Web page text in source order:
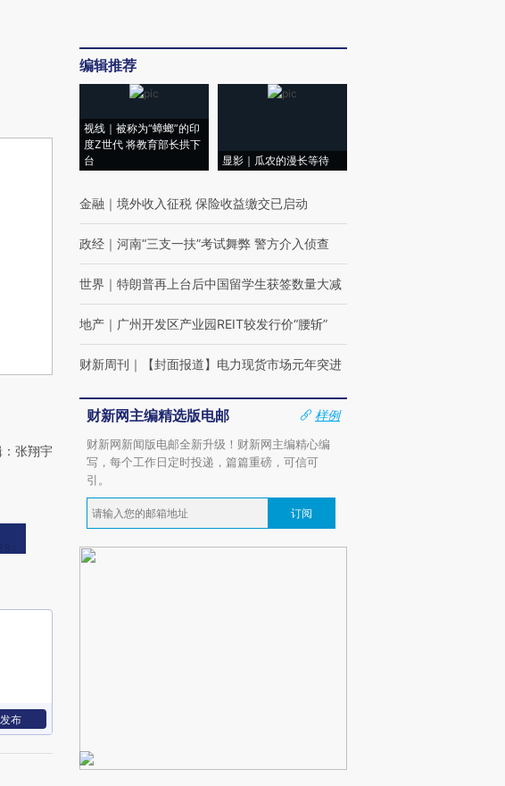
张翔宇
发布
编辑推荐
视线｜被称为“蟑螂”的印
度Z世代 将教育部长拱下
台
显影｜瓜农的漫长等待
金融 ｜ 境外收入征税 保险收益缴交已启动
政经 ｜ 河南“三支一扶”考试舞弊 警方介入侦查
世界 ｜ 特朗普再上台后中国留学生获签数量大减
地产 ｜ 广州开发区产业园REIT较发行价“腰斩”
财新周刊 ｜ 【封面报道】电力现货市场元年突进
财新网主编精选版电邮
样例
财新网新闻版电邮全新升级！财新网主编精心编
写，每个工作日定时投递，篇篇重磅，可信可
引。
订阅